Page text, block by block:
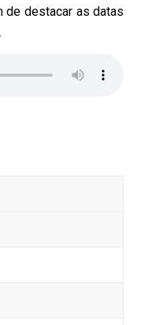
de destacar as datas